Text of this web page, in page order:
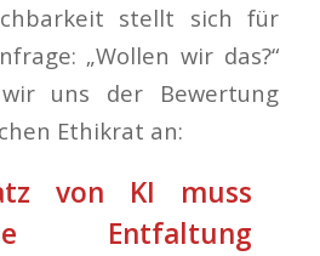
stellt sich für
„Wollen wir das?“
uns der Bewertung
Ethikrat an:
von KI muss
Entfaltung